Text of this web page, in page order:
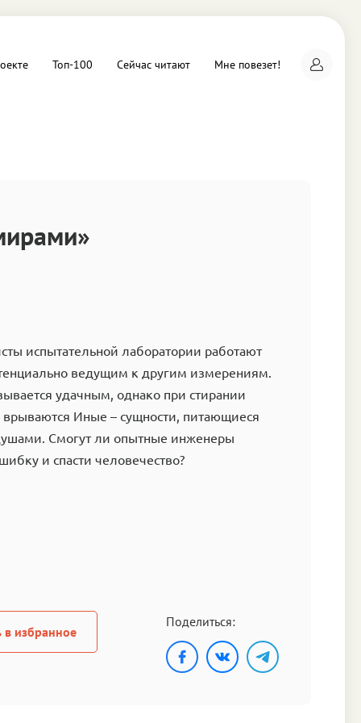
Топ-100 Сейчас читают Мне повезет!
испытательной лаборатории работают
ведущим к другим измерениям.
удачным, однако при стирании
Иные – сущности, питающиеся
Смогут ли опытные инженеры
и спасти человечество?
в избранное
Поделиться: